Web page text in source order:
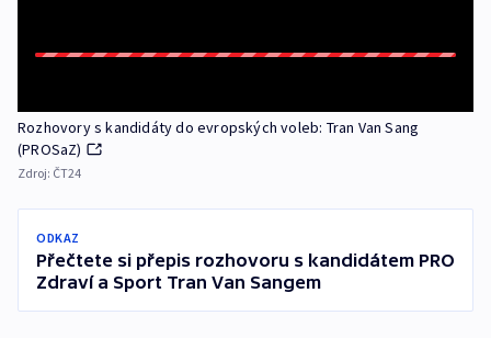
Rozhovory s kandidáty do evropských voleb: Tran Van Sang
(PROSaZ)
Zdroj: ČT24
ODKAZ
Přečtete si přepis rozhovoru s kandidátem PRO
Zdraví a Sport Tran Van Sangem